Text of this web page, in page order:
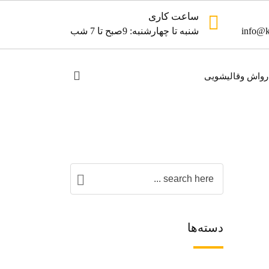
ساعت کاری
شنبه تا چهارشنبه: 9صبح تا 7 شب
وقالیشویی
دسته‌ها